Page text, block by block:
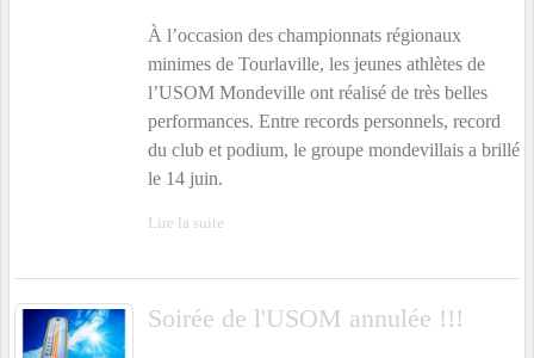
À l’occasion des championnats régionaux
minimes de Tourlaville, les jeunes athlètes de
l’USOM Mondeville ont réalisé de très belles
performances. Entre records personnels, record
du club et podium, le groupe mondevillais a brillé
le 14 juin.
Lire la suite
Soirée de l'USOM annulée !!!